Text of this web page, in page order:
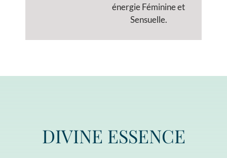
énergie Féminine et
Sensuelle.
DIVINE ESSENCE